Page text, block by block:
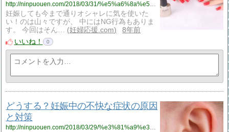
http://ninpuouen.com/2018/03/31/%e5%a6%8a%e5%a9%a6%e3%81%95%e3%82%93%e3%81%ab%e3%81%aa%e3%81%a3%e3%81%a6%e3%82%82%e3%82%aa%e3%82%b7%e3%83%a3%e3%83%ac%e3%81%a7%e3%81%84%e3%81%9f%e3%81%84%ef%bc%81%e5%a6%8a%e5%a8%a0%e4%b8%ad%e3%81%ab/
妊娠しても今まで通りオシャレに気を使いた
い！のは山々ですが、 中にはNG行為もありま
す。 今回はそん…
妊婦応援.com
8年前
いいね！
0
どうする？妊娠中の不快な症状の原因
と対策
http://ninpuouen.com/2018/03/29/%e3%81%a9%e3%81%86%e3%81%99%e3%82%8b%ef%bc%9f%e5%a6%8a%e5%a8%a0%e4%b8%ad%e3%81%ae%e4%b8%8d%e5%bf%ab%e3%81%aa%e7%97%87%e7%8a%b6%e3%81%ae%e5%8e%9f%e5%9b%a0%e3%81%a8%e5%af%be%e7%ad%96/